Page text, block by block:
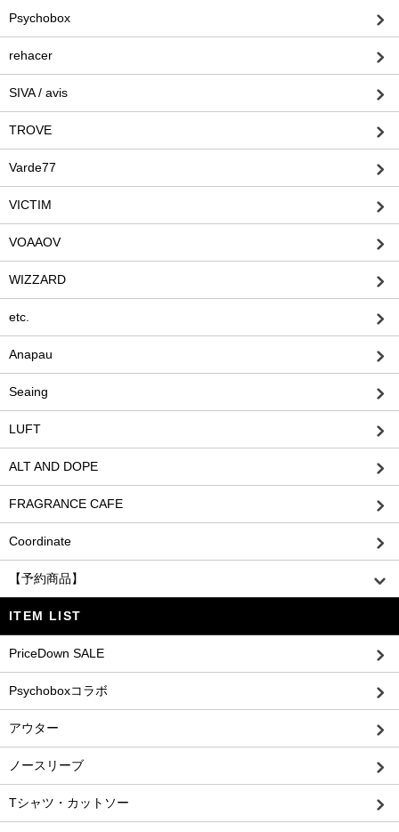
Psychobox
rehacer
SIVA / avis
TROVE
Varde77
VICTIM
VOAAOV
WIZZARD
etc.
Anapau
Seaing
LUFT
ALT AND DOPE
FRAGRANCE CAFE
Coordinate
【予約商品】
ITEM LIST
PriceDown SALE
Psychoboxコラボ
アウター
ノースリーブ
Tシャツ・カットソー